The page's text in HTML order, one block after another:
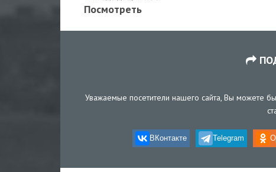
Посмотреть
Уважаемые посетители нашего сайта, Вы можете
ВКонтакте Telegram